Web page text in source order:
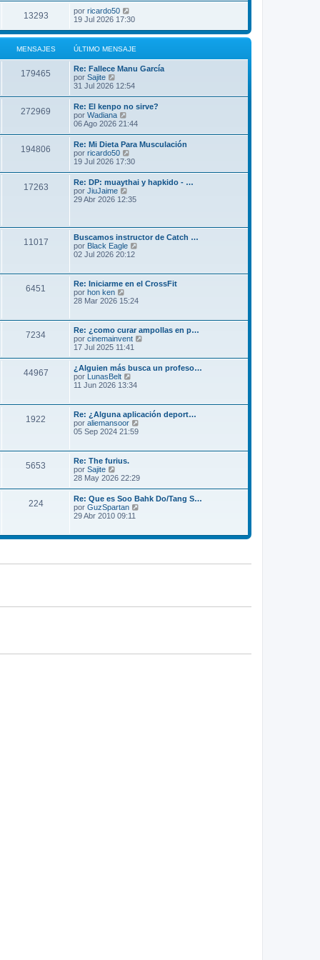
13293 por ricardo50
19 Jul 2026 17:30
MENSAJES ÚLTIMO MENSAJE
179465
Re: Fallece Manu García
por Sajite
e
l
t
i
m
o
m
e
n
s
a
j
e
31 Jul 2026 12:54
272969
Re: El kenpo no sirve?
por Wadiana
e
l
t
i
m
o
e
a
j
e
06 Ago 2026 21:44
194806
Re: Mi Dieta Para Musculación
por ricardo50
e
l
t
i
m
e
n
s
j
e
19 Jul 2026 17:30
17263
Re: DP: muaythai y hapkido - …
por JiuJaime
e
i
m
o
e
n
a
e
29 Abr 2026 12:35
11017
Buscamos instructor de Catch …
por Black Eagle
t
m
m
e
n
a
j
e
02 Jul 2026 20:12
6451
Re: Iniciarme en el CrossFit
por hon ken
e
t
i
m
o
m
e
n
a
j
e
28 Mar 2026 15:24
7234
Re: ¿como curar ampollas en p…
por cinemainvent
l
o
m
a
17 Jul 2025 11:41
44967
¿Alguien más busca un profeso…
por LunasBelt
e
l
t
i
m
m
s
a
e
11 Jun 2026 13:34
1922
Re: ¿Alguna aplicación deport…
por aliemansoor
m
o
m
a
j
05 Sep 2024 21:59
5653
Re: The furius.
por Sajite
e
ú
l
t
i
o
n
28 May 2026 22:29
224
Re: Que es Soo Bahk Do/Tang S…
por GuzSpartan
l
m
s
29 Abr 2010 09:11